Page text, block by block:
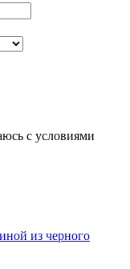
с условиями
из черного